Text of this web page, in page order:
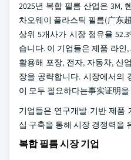
2025년 복합 필름 산업은 3M,
차오웨이 플라스틱 필름(广东
상위 5개사가 시장 점유율
습니다. 이 기업들은 제품 라인
활용해 포장, 전자, 자동차, 산
장을 공략합니다. 시장에서의
이 모두 필요하다는事实证明
기업들은 연구개발 기반 제품
십 구축을 통해 시장 경쟁력을
복합 필름 시장 기업